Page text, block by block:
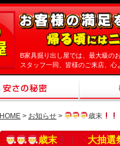
B家具掘り出し屋では、最大級の
スタッフ一同、皆様のご来店、
HOME > お知らせ > 歳末
歳末 大抽選